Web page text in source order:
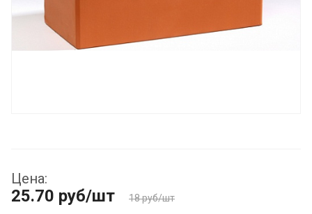
Цена:
25.70 руб/шт 18 руб/шт